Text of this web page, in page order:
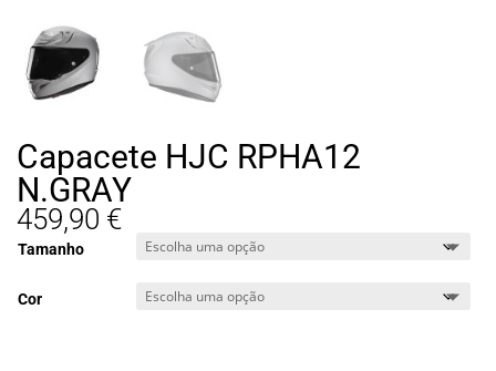
Capacete HJC RPHA12
N.GRAY
459,90 €
Tamanho
Cor